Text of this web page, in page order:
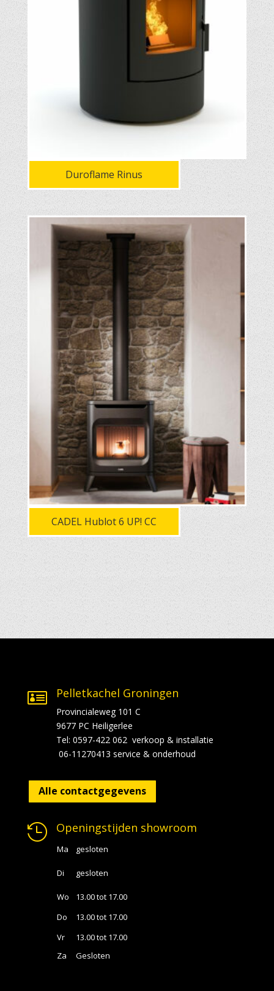
Duroflame Rinus
CADEL Hublot 6 UP! CC
 Pelletkachel Groningen
Provincialeweg 101 C
9677 PC Heiligerlee
Tel: 0597-422 062 verkoop & installatie
06-11270413 service & onderhoud
Alle contactgegevens
 Openingstijden showroom
Ma gesloten
Di gesloten
Wo
13.00 tot 17.00
Do
13.00 tot 17.00
Vr
13.00 tot 17.00
Za
Gesloten